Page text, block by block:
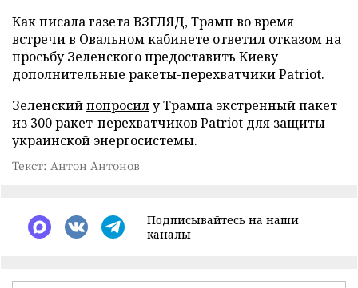
Как писала газета ВЗГЛЯД, Трамп во время
встречи в Овальном кабинете ответил отказом на
просьбу Зеленского предоставить Киеву
дополнительные ракеты-перехватчики Patriot.
Зеленскийпопросилу Трампа экстренный пакет
из 300 ракет-перехватчиков Patriot для защиты
украинской энергосистемы.
Текст: Антон Антонов
Подписывайтесь на наши
каналы